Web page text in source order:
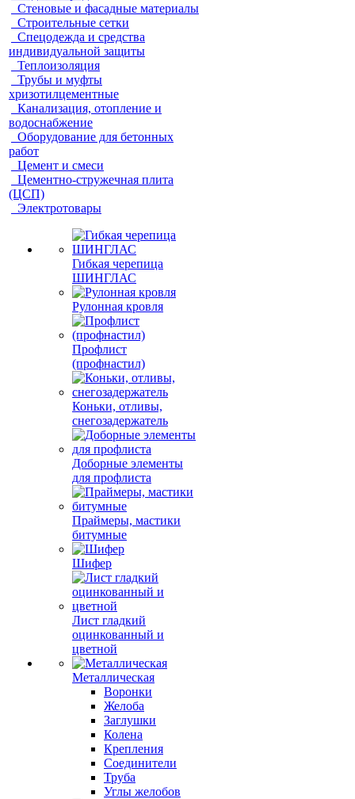
Стеновые и фасадные материалы
Строительные сетки
Спецодежда и средства
индивидуальной защиты
Теплоизоляция
Трубы и муфты
хризотилцементные
Канализация, отопление и
водоснабжение
Оборудование для бетонных
работ
Цемент и смеси
Цементно-стружечная плита
(ЦСП)
Электротовары
Гибкая черепица
ШИНГЛАС
Рулонная кровля
Профлист
(профнастил)
Коньки, отливы,
снегозадержатель
Доборные элементы
для профлиста
Праймеры, мастики
битумные
Шифер
Лист гладкий
оцинкованный и
цветной
Металлическая
Воронки
Желоба
Заглушки
Колена
Крепления
Соединители
Труба
Углы желобов